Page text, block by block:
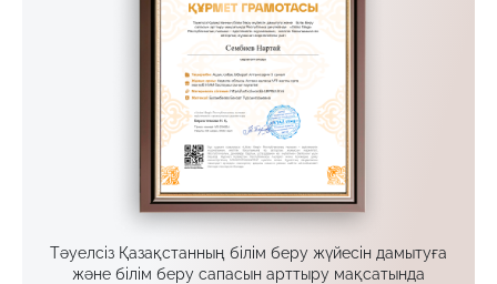
Тәуелсіз Қазақстанның білім беру жүйесін дамытуға
және білім беру сапасын арттыру мақсатында